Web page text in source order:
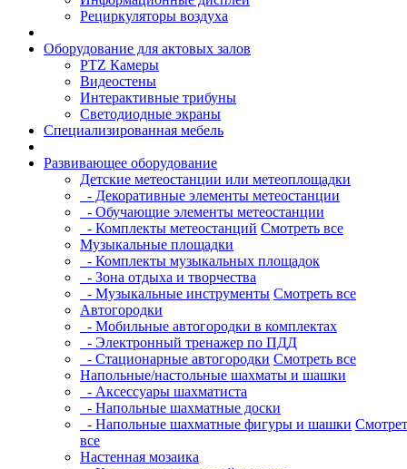
Рециркуляторы воздуха
Оборудование для актовых залов
PTZ Камеры
Видеостены
Интерактивные трибуны
Светодиодные экраны
Специализированная мебель
Развивающее оборудование
Детские метеостанции или метеоплощадки
- Декоративные элементы метеостанции
- Обучающие элементы метеостанции
- Комплекты метеостанций Смотреть все
Музыкальные площадки
- Комплекты музыкальных площадок
- Зона отдыха и творчества
- Музыкальные инструменты Смотреть все
Автогородки
- Мобильные автогородки в комплектах
- Электронный тренажер по ПДД
- Стационарные автогородки Смотреть все
Напольные/настольные шахматы и шашки
- Аксессуары шахматиста
- Напольные шахматные доски
- Напольные шахматные фигуры и шашки
все
Настенная мозаика